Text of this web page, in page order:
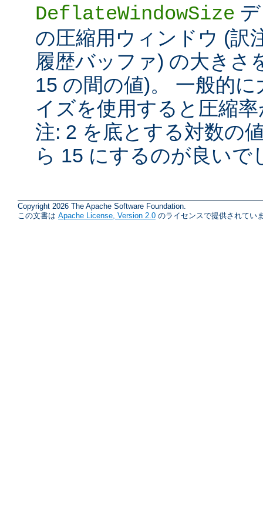
DeflateWindowSize
の圧縮用ウィンドウ (訳
履歴バッファ) の大きさ
15 の間の値)。 一般的
イズを使用すると圧縮
注: 2 を底とする対数の
ら 15 にするのが良いで
Copyright 2026 The Apache Software Foundation.
この文書は Apache License, Version 2.0 のライセンスで提供されてい